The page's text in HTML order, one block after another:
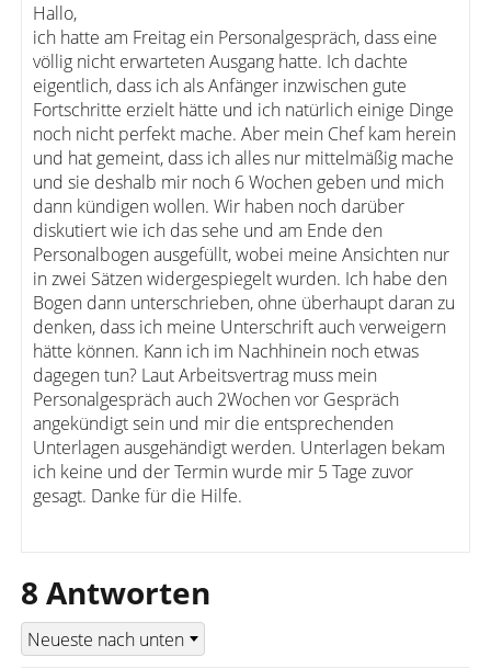
Hallo,
ich hatte am Freitag ein Personalgespräch, dass eine
völlig nicht erwarteten Ausgang hatte. Ich dachte
eigentlich, dass ich als Anfänger inzwischen gute
Fortschritte erzielt hätte und ich natürlich einige Dinge
noch nicht perfekt mache. Aber mein Chef kam herein
und hat gemeint, dass ich alles nur mittelmäßig mache
und sie deshalb mir noch 6 Wochen geben und mich
dann kündigen wollen. Wir haben noch darüber
diskutiert wie ich das sehe und am Ende den
Personalbogen ausgefüllt, wobei meine Ansichten nur
in zwei Sätzen widergespiegelt wurden. Ich habe den
Bogen dann unterschrieben, ohne überhaupt daran zu
denken, dass ich meine Unterschrift auch verweigern
hätte können. Kann ich im Nachhinein noch etwas
dagegen tun? Laut Arbeitsvertrag muss mein
Personalgespräch auch 2Wochen vor Gespräch
angekündigt sein und mir die entsprechenden
Unterlagen ausgehändigt werden. Unterlagen bekam
ich keine und der Termin wurde mir 5 Tage zuvor
gesagt. Danke für die Hilfe.
8 Antworten